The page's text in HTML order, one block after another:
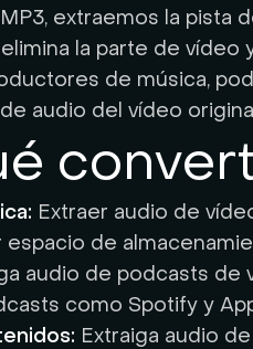
extraemos la pista
la parte de
de música,
audio del vídeo
Extraer audio de
de
audio de podcasts de
como Spotify y
Extraiga audio